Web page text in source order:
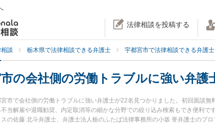
法律相談を投稿する
談 栃木県で法律相談できる弁護士 宇都宮市で法律相談できる弁護士
の会社側の労働トラブルに強い弁護
市で会社側の労働トラブルに強い弁護士が22名見つかりました。初回面談
当解雇や退職勧奨、内定取消等の細かな分野での絞り込み検索もでき便利
の佐藤 北斗弁護士、弁護士法人栃のふたば法律事務所の小坂 誉弁護士のプ